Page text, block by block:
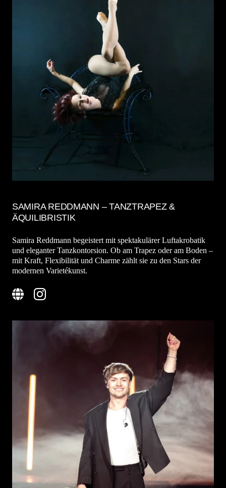
SAMIRA REDDMANN – TANZTRAPEZ &
ÄQUILIBRISTIK
Samira Reddmann begeistert mit spektakulärer Luftakrobatik
und eleganter Tanzkontorsion. Ob am Trapez oder am Boden –
mit Kraft, Flexibilität und Charme zählt sie zu den Stars der
modernen Varietékunst.